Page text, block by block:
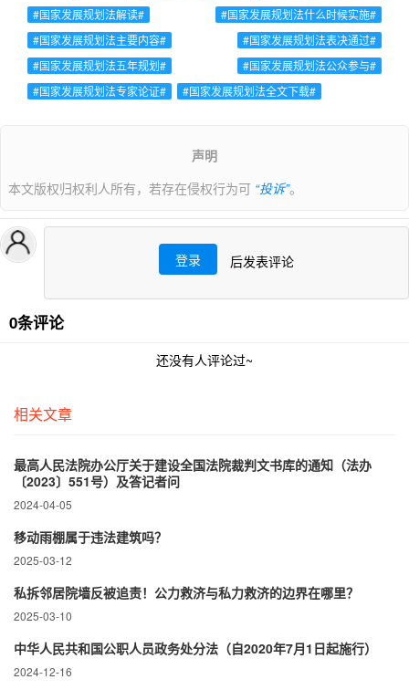
#国家发展规划法解读#
#国家发展规划法什么时候实施#
#国家发展规划法主要内容#
#国家发展规划法表决通过#
#国家发展规划法五年规划#
#国家发展规划法公众参与#
#国家发展规划法专家论证#
#国家发展规划法全文下载#
声明
本文版权归权利人所有，若存在侵权行为可 “投诉”。
登录 后发表评论
0条评论
还没有人评论过~
相关文章
最高人民法院办公厅关于建设全国法院裁判文书库的通知（法办
〔2023〕551号）及答记者问
2024-04-05
移动雨棚属于违法建筑吗？
2025-03-12
私拆邻居院墙反被追责！公力救济与私力救济的边界在哪里？‌
2025-03-10
中华人民共和国公职人员政务处分法（自2020年7月1日起施行）
2024-12-16